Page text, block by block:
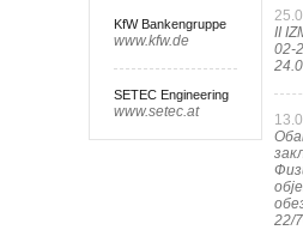
KfW Bankengruppe
www.kfw.de
SETEC Engineering
www.setec.at
II
02-
22/